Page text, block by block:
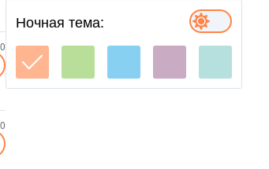
Ночная тема: